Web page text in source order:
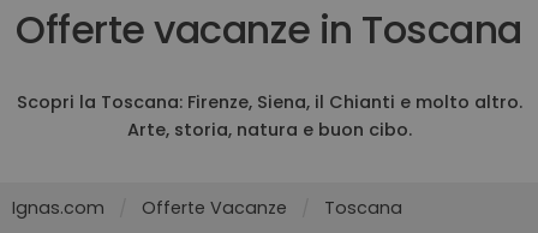
Offerte vacanze in Toscana
Scopri la Toscana: Firenze, Siena, il Chianti e molto altro.
Arte, storia, natura e buon cibo.
Ignas.com Offerte Vacanze Toscana